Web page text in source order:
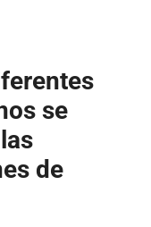
se
de